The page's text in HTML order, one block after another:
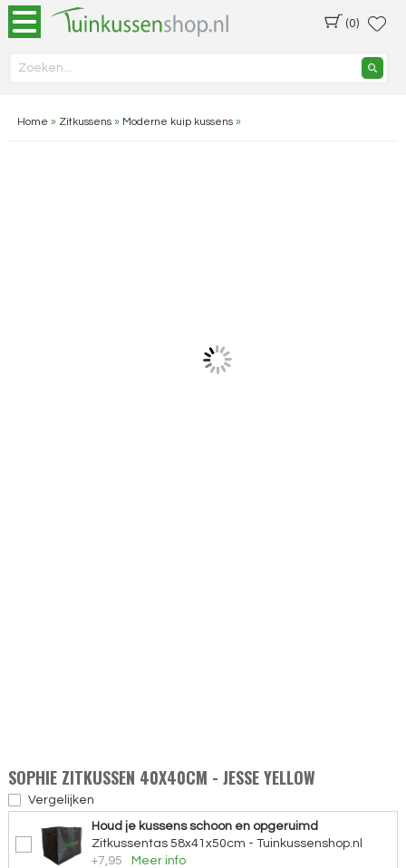
(0)
Home » Zitkussens» Moderne kuip kussens»
SOPHIE ZITKUSSEN 40X40CM - JESSE YELLOW
Vergelijken
Houd je kussens schoon en opgeruimd
Zitkussentas 58x41x50cm - Tuinkussenshop.nl
+7,95
Meer info